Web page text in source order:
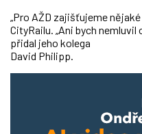
„Pro AŽD zajišťujeme
CityRailu. „Ani bych
přidal jeho kolega
David Philipp.